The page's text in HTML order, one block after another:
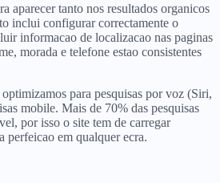
aparecer tanto nos resultados organicos
inclui configurar correctamente o
informacao de localizacao nas paginas
morada e telefone estao consistentes
para pesquisas por voz (Siri,
mobile. Mais de 70% das pesquisas
por isso o site tem de carregar
perfeicao em qualquer ecra.